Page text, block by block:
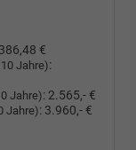
€
Jahre):
Jahre): 2.565,- €
Jahre): 3.960,- €